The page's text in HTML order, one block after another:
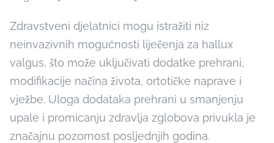
Zdravstveni djelatnici mogu istražiti niz
neinvazivnih mogućnosti liječenja za hallux
valgus, što može uključivati dodatke prehrani,
modifikacije načina života, ortotičke naprave i
vježbe. Uloga dodataka prehrani u smanjenju
upale i promicanju zdravlja zglobova privukla je
značajnu pozornost posljednjih godina.